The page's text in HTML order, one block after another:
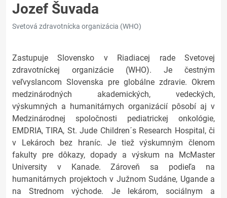
Jozef Šuvada
Svetová zdravotnícka organizácia (WHO)
Zastupuje Slovensko v Riadiacej rade Svetovej
zdravotníckej organizácie (WHO). Je čestným
veľvyslancom Slovenska pre globálne zdravie. Okrem
medzinárodných akademických, vedeckých,
výskumných a humanitárnych organizácií pôsobí aj v
Medzinárodnej spoločnosti pediatrickej onkológie,
EMDRIA, TIRA, St. Jude Children´s Research Hospital, či
v Lekároch bez hraníc. Je tiež výskumným členom
fakulty pre dôkazy, dopady a výskum na McMaster
University v Kanade. Zároveň sa podieľa na
humanitárnych projektoch v Južnom Sudáne, Ugande a
na Strednom východe. Je lekárom, sociálnym a